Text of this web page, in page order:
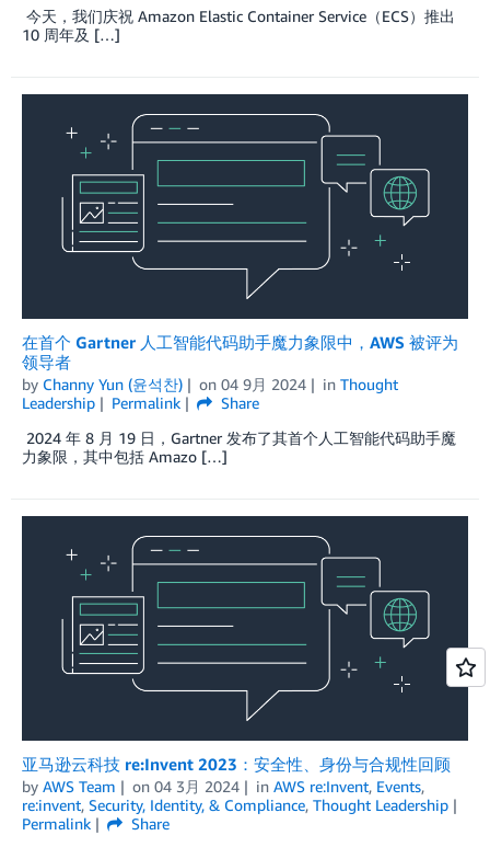
今天，我们庆祝 Amazon Elastic Container Service（ECS）推出
10 周年及 […]
在首个 Gartner 人工智能代码助手魔力象限中，AWS 被评为
领导者
by Channy Yun (윤석찬) on 04 9月 2024 in Thought
Leadership
Permalink
Share
2024 年 8 月 19 日，Gartner 发布了其首个人工智能代码助手魔
力象限，其中包括 Amazo […]
亚马逊云科技 re:Invent 2023：安全性、身份与合规性回顾
by AWS Team on 04 3月 2024 in AWS re:Invent, Events,
re:invent, Security, Identity, & Compliance, Thought Leadership
Permalink
Share